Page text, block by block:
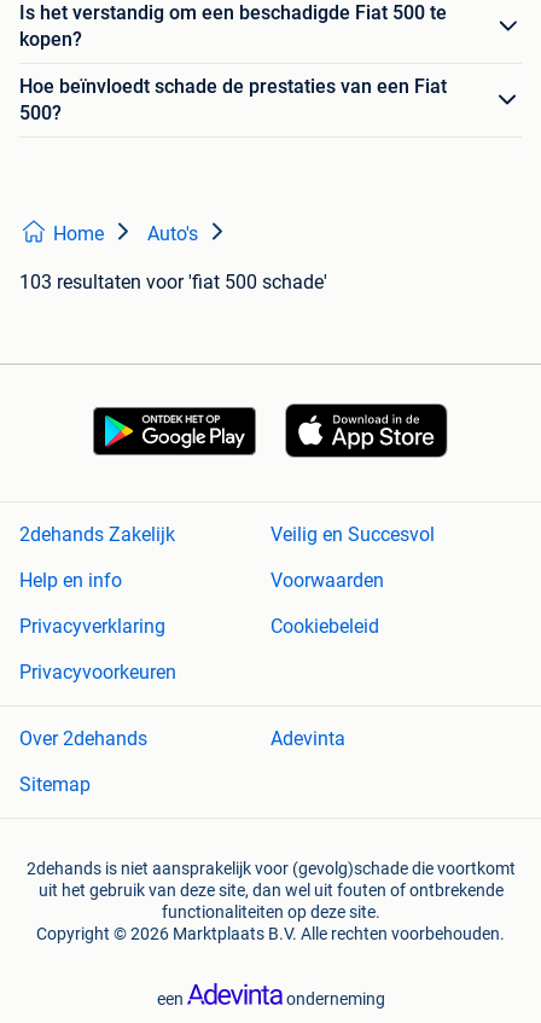
Is het verstandig om een beschadigde Fiat 500 te
kopen?
Hoe beïnvloedt schade de prestaties van een Fiat
500?
Home Auto's
103 resultaten voor 'fiat 500 schade'
2dehands Zakelijk
Veilig en Succesvol
Help en info
Voorwaarden
Privacyverklaring
Cookiebeleid
Privacyvoorkeuren
Over 2dehands
Adevinta
Sitemap
2dehands is niet aansprakelijk voor (gevolg)schade die voortkomt
uit het gebruik van deze site, dan wel uit fouten of ontbrekende
functionaliteiten op deze site.
Copyright © 2026 Marktplaats B.V. Alle rechten voorbehouden.
een onderneming